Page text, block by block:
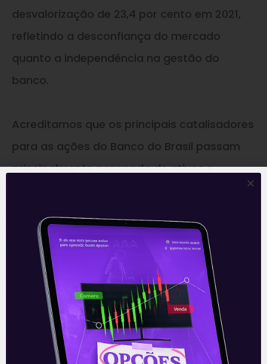
desvalorização de 23,4 por cento em 2021,
refletindo a desconfiança do mercado
quanto a independência na gestão do
banco.
Acreditamos que os principais catalisadores
para as ações do Banco do Brasil passam
principalmente por venda de ativos e
vez não devem ocorrer no curto prazo
considerando o contexto atual.
—
Este conteúdo faz parte da nossa
Newsletter‘E Eu Com Isso’.